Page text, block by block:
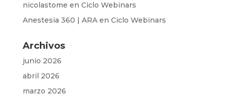
nicolastome en Ciclo Webinars
Anestesia 360 | ARAen Ciclo Webinars
Archivos
junio 2026
abril 2026
marzo 2026